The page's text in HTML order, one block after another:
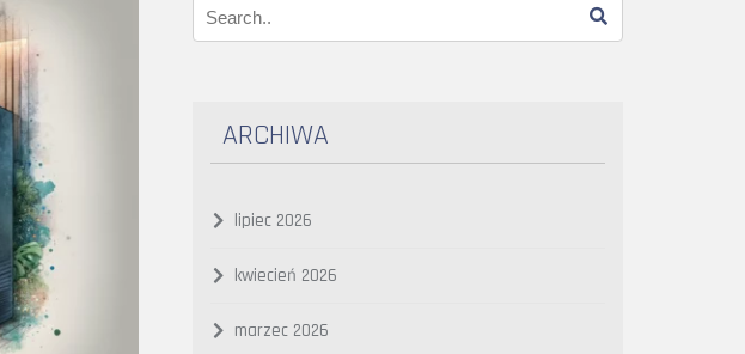
ARCHIWA
lipiec 2026
kwiecień 2026
marzec 2026